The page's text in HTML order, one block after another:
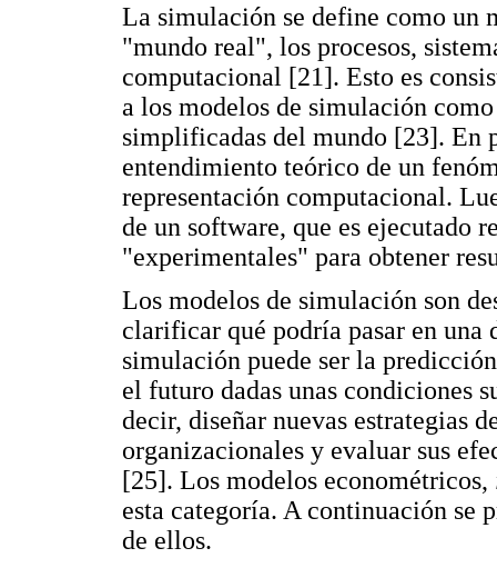
La simulación se define como un
"mundo real", los procesos,
computacional [21]. Esto es
a los modelos de simulación
simplificadas del mundo [23]. En
entendimiento teórico de un
representación computacional.
de un software, que es ejecutado
"experimentales" para obtener
Los modelos de simulación son
clarificar qué podría pasar en
simulación puede ser la
el futuro dadas unas condiciones
decir, diseñar nuevas estrategias
organizacionales y evaluar sus
[25]. Los modelos econométricos,
esta categoría. A continuación se
de ellos.